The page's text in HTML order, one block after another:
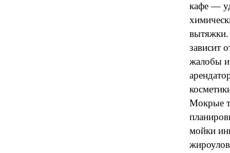
кафе —
вытяжки.
зависит
жалобы
Мокрые
мойки